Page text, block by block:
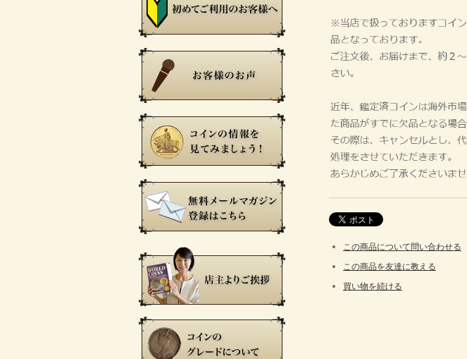
この商品について問い合わせる
この商品を友達に教える
買い物を続ける